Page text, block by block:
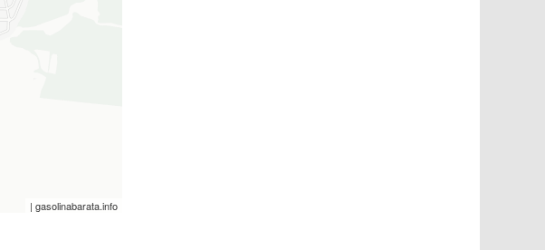
| gasolinabarata.info